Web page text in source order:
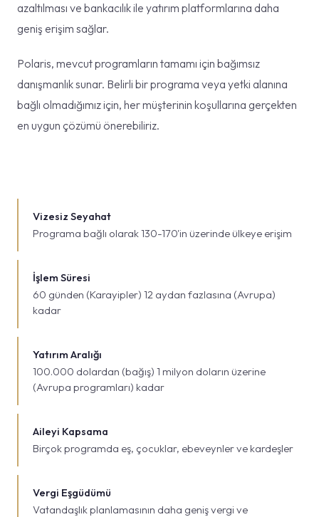
azaltılması ve bankacılık ile yatırım platformlarına daha
geniş erişim sağlar.
Polaris, mevcut programların tamamı için bağımsız
danışmanlık sunar. Belirli bir programa veya yetki alanına
bağlı olmadığımız için, her müşterinin koşullarına gerçekten
en uygun çözümü önerebiliriz.
Vizesiz Seyahat
Programa bağlı olarak 130-170'in üzerinde ülkeye erişim
İşlem Süresi
60 günden (Karayipler) 12 aydan fazlasına (Avrupa)
kadar
Yatırım Aralığı
100.000 dolardan (bağış) 1 milyon doların üzerine
(Avrupa programları) kadar
Aileyi Kapsama
Birçok programda eş, çocuklar, ebeveynler ve kardeşler
Vergi Eşgüdümü
Vatandaşlık planlamasının daha geniş vergi ve